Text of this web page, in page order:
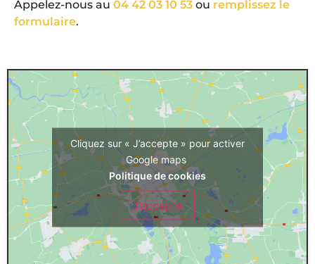
Appelez-nous au 04 42 03 10 53 ou remplissez le
formulaire.
Cliquez sur « J’accepte » pour activer
Google maps
Politique de cookies
J’accepte